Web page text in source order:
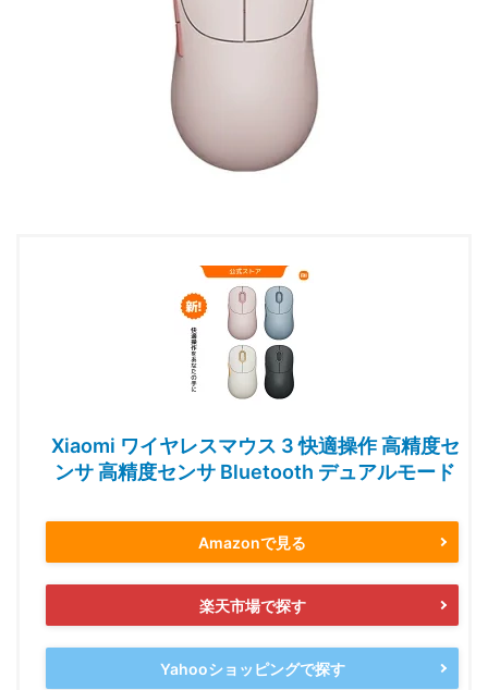
Xiaomi ワイヤレスマウス 3 快適操作 高精度セ
ンサ 高精度センサ Bluetooth デュアルモード
Amazonで見る
楽天市場で探す
Yahooショッピングで探す